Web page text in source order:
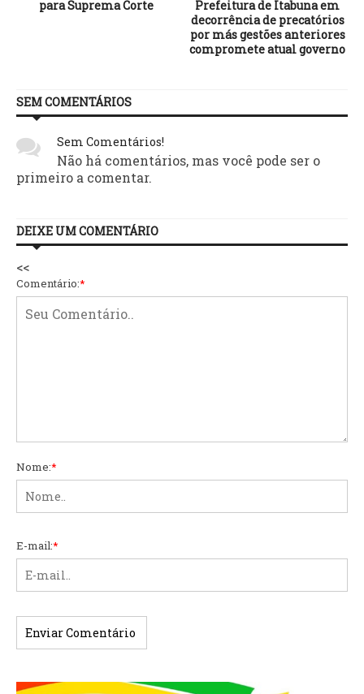
para Suprema Corte
Prefeitura de Itabuna em
decorrência de precatórios
por más gestões anteriores
compromete atual governo
SEM COMENTÁRIOS
Sem Comentários!
Não há comentários, mas você pode ser o
primeiro a comentar.
DEIXE UM COMENTÁRIO
<<
Comentário:*
Nome:*
E-mail:*